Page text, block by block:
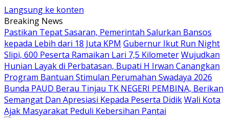
Langsung ke konten
Breaking News
Pastikan Tepat Sasaran, Pemerintah Salurkan Bansos
kepada Lebih dari 18 Juta KPM Gubernur Ikut Run Night
Slipi, 600 Peserta Ramaikan Lari 7,5 KilometerWujudkan
Hunian Layak di Perbatasan, Bupati H Irwan Canangkan
Program Bantuan Stimulan Perumahan Swadaya 2026
Bunda PAUD Berau Tinjau TK NEGERI PEMBINA, Berikan
Semangat Dan Apresiasi Kepada Peserta DidikWali Kota
Ajak Masyarakat Peduli Kebersihan Pantai